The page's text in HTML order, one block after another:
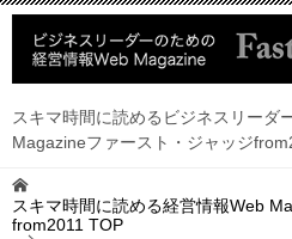
スキマ時間に読めるビジネスリーダ
Magazineファースト・ジャッジ
スキマ時間に読める経営情報Web
from2011 TOP